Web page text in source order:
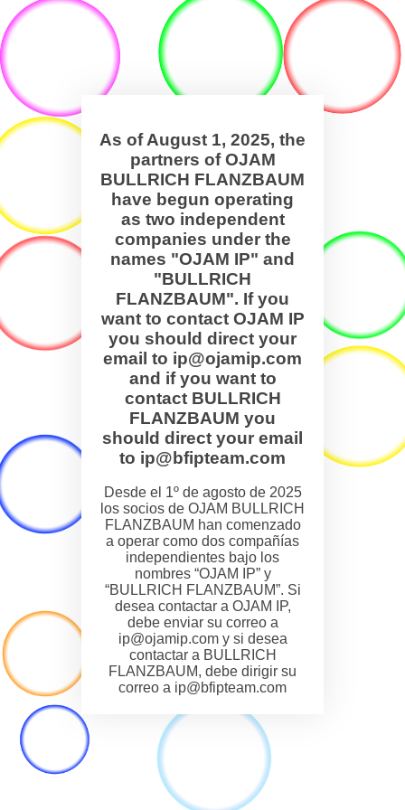
As of August 1, 2025, the
partners of OJAM
BULLRICH FLANZBAUM
have begun operating
as two independent
companies under the
names "OJAM IP" and
"BULLRICH
FLANZBAUM". If you
want to contact OJAM IP
you should direct your
email to ip@ojamip.com
and if you want to
contact BULLRICH
FLANZBAUM you
should direct your email
to ip@bfipteam.com
Desde el 1º de agosto de 2025
los socios de OJAM BULLRICH
FLANZBAUM han comenzado
a operar como dos compañías
independientes bajo los
nombres “OJAM IP” y
“BULLRICH FLANZBAUM”. Si
desea contactar a OJAM IP,
debe enviar su correo a
ip@ojamip.com y si desea
contactar a BULLRICH
FLANZBAUM, debe dirigir su
correo a ip@bfipteam.com